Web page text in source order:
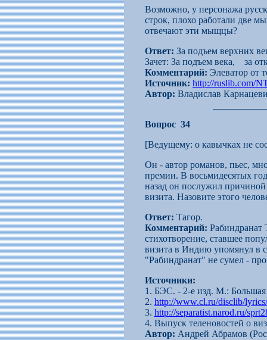
Возможно, у персонажа
строк, плохо работали две
отвечают эти мыщцы?
Ответ: За подъем верхних
Зачет: За подъем века, за
Комментарий: Элеватор от
Источник: http://ruslib.com/
Автор: Владислав
Вопрос 34
[Ведущему: о кавычках не
Он - автор романов, пьес,
премии. В восьмидесятых
назад он послужил
визита. Назовите этого
Ответ: Тагор.
Комментарий: Рабиндранат
стихотворение, ставшее
визита в Индию упомянул в
"Рабиндранат" не сумел -
Источники:
1. БЭС. - 2-е изд. М.: Большая
2. http://www.cl.ru/disclib/
3. http://separatist.narod.ru/
4. Выпуск теленовостей о
Автор: Андрей Абрамов